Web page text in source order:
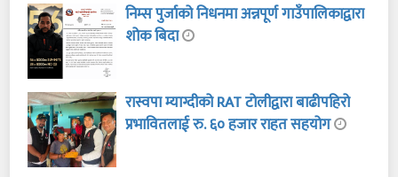
निम्स पुर्जाको निधनमा अन्नपूर्ण गाउँपालिकाद्वारा
शोक बिदा
रास्वपा म्याग्दीको RAT टोलीद्वारा बाढीपहिरो
प्रभावितलाई रु. ६० हजार राहत सहयोग